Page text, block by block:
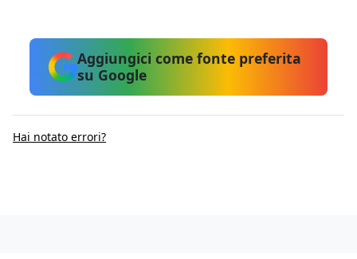
Aggiungici come fonte preferita
su Google
Hai notato errori?